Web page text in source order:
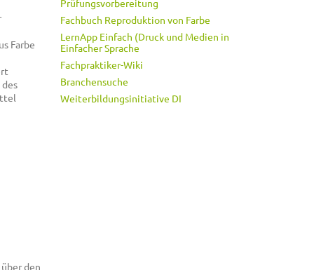
Farbe
den
Prüfungsvorbereitung
Fachbuch Reproduktion von Farbe
LernApp Einfach (Druck und Medien in
Einfacher Sprache
Fachpraktiker-Wiki
Branchensuche
Weiterbildungsinitiative DI